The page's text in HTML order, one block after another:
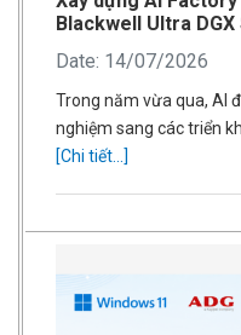
Blackwell Ultra DGX
Date: 14/07/2026
Trong năm vừa qua, AI
nghiệm sang các triển
[Chi tiết...]